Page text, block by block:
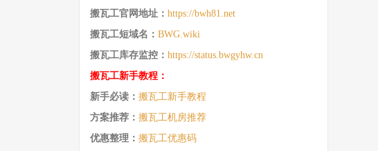
搬瓦工官网地址： https://bwh81.net
搬瓦工短域名： BWG.wiki
搬瓦工库存监控： https://status.bwgyhw.cn
搬瓦工新手教程：
新手必读： 搬瓦工新手教程
方案推荐： 搬瓦工机房推荐
优惠整理： 搬瓦工优惠码